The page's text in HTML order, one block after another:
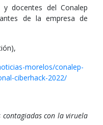
y docentes del Conalep
de la empresa de
morelos/conalep-
ciberhack-2022/
con la viruela